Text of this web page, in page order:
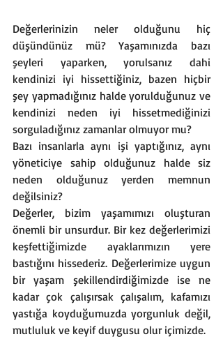
Değerlerinizin neler olduğunu hiç
düşündünüz mü? Yaşamınızda bazı
şeyleri yaparken, yorulsanız dahi
kendinizi iyi hissettiğiniz, bazen hiçbir
şey yapmadığınız halde yorulduğunuz ve
kendinizi neden iyi hissetmediğinizi
sorguladığınız zamanlar olmuyor mu?
Bazı insanlarla aynı işi yaptığınız, aynı
yöneticiye sahip olduğunuz halde siz
neden olduğunuz yerden memnun
değilsiniz?
Değerler, bizim yaşamımızı oluşturan
önemli bir unsurdur. Bir kez değerlerimizi
keşfettiğimizde ayaklarımızın yere
bastığını hissederiz. Değerlerimize uygun
bir yaşam şekillendirdiğimizde ise ne
kadar çok çalışırsak çalışalım, kafamızı
yastığa koyduğumuzda yorgunluk değil,
mutluluk ve keyif duygusu olur içimizde.